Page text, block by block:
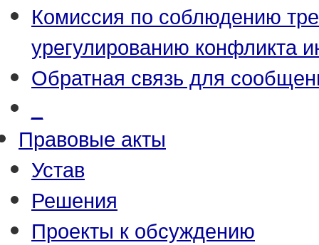
Комиссия по соблюдению
урегулированию конфликта
Обратная связь для
Правовые акты
Устав
Решения
Проекты к обсуждению